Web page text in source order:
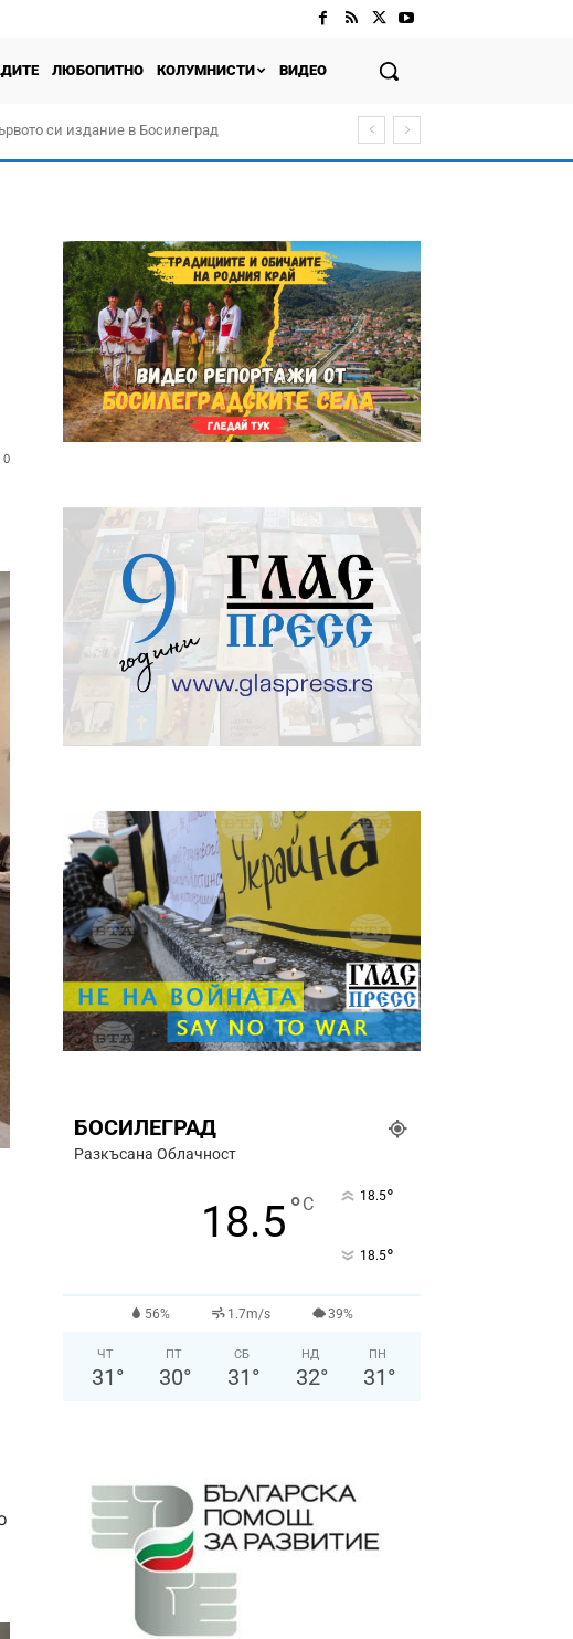
ЛЮБОПИТНО КОЛУМНИСТИ ВИДЕО
си издание в Босилеград
0
БОСИЛЕГРАД
Разкъсана Облачност
18.5°C 18.5°
18.5°
56% 1.7m/s 39%
ЧТ
31 °
ПТ
30°
СБ
31 °
НД
32°
ПН
31 °